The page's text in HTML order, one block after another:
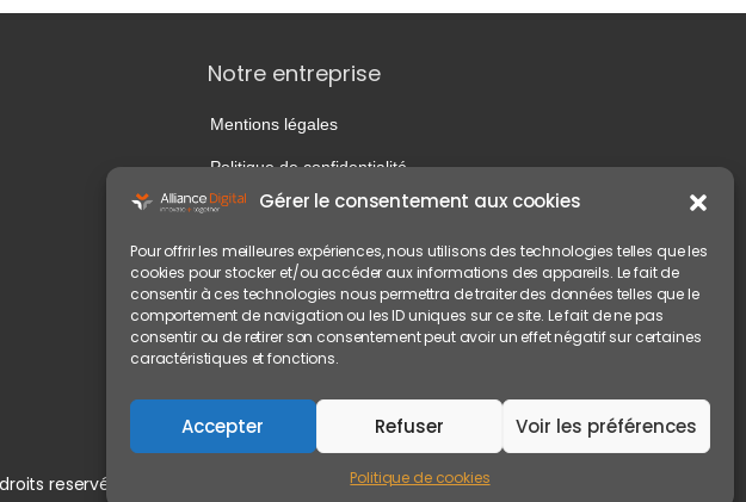
Gérer le consentement aux cookies
Pour offrir les meilleures expériences, nous utilisons des technologies telles que les
cookies pour stocker et/ou accéder aux informations des appareils. Le fait de
consentir à ces technologies nous permettra de traiter des données telles que le
comportement de navigation ou les ID uniques sur ce site. Le fait de ne pas
consentir ou de retirer son consentement peut avoir un effet négatif sur certaines
caractéristiques et fonctions.
Accepter Refuser Voir les préférences
Politique de cookies
Notre entreprise
Mentions légales
Politique de confidentialité
reservés